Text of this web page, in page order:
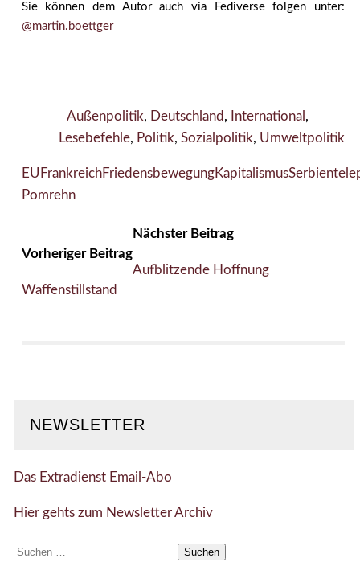
Sie können dem Autor auch via Fediverse folgen unter:
@martin.boettger
Außenpolitik, Deutschland , International ,
Lesebefehle, Politik, Sozialpolitik, Umweltpolitik
EU FrankreichFriedensbewegungKapitalismusSerbien
Pomrehn
Vorheriger Beitrag
Waffenstillstand
Nächster Beitrag
Aufblitzende Hoffnung
NEWSLETTER
Das Extradienst Email-Abo
Hier gehts zum Newsletter Archiv
Suchen